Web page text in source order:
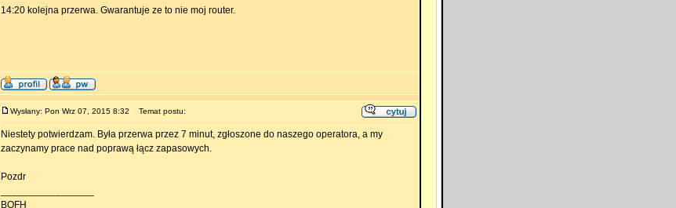
14:20 kolejna przerwa. Gwarantuje ze to nie moj router.
Wysłany: Pon Wrz 07, 2015 8:32 Temat postu:
Niestety potwierdzam. Była przerwa przez 7 minut, zgłoszone do naszego operatora, a my
zaczynamy prace nad poprawą łącz zapasowych.
Pozdr
BOFH